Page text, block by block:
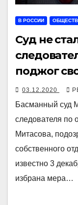
В РОССИИ
Суд не
поджог
03.12.2020
Басманный суд
следователя по
Митасова,
собственного
известно 3
избрана мера…